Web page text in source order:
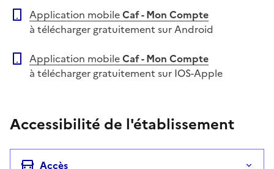
Application mobileCaf - Mon Compte
à télécharger gratuitement sur Android
Application mobileCaf - Mon Compte
à télécharger gratuitement sur IOS-Apple
Accessibilité de l'établissement
Accès